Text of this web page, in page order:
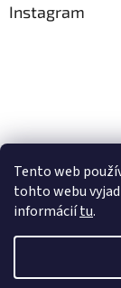
Tento web
tohto webu
informáciítu.
Instagram